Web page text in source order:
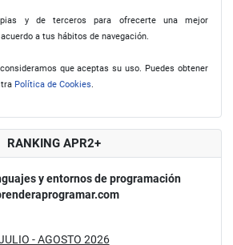
y de terceros para ofrecerte una mejor
a tus hábitos de navegación.
que aceptas su uso. Puedes obtener
Política de Cookies.
RANKING APR2+
y entornos de programación
- AGOSTO 2026